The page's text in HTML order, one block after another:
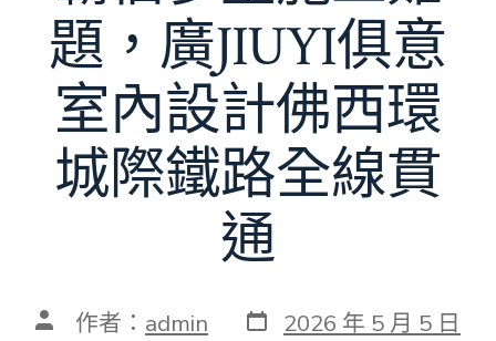
關
題，廣JIUYI俱意
室內設計佛西環
城際鐵路全線貫
通
文 作者： admin 發
2026 年 5 月 5 日